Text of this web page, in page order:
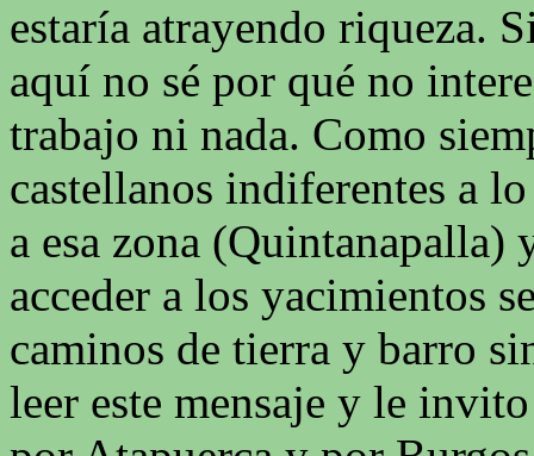
estaría atrayendo riqueza.
aquí no sé por qué no
trabajo ni nada. Como
castellanos indiferentes a
a esa zona (Quintanapalla)
acceder a los yacimientos
caminos de tierra y barro
leer este mensaje y le